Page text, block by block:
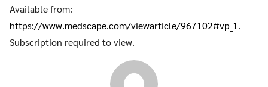
Available from:
https://www.medscape.com/viewarticle/967102#vp_1.
Subscription required to view.